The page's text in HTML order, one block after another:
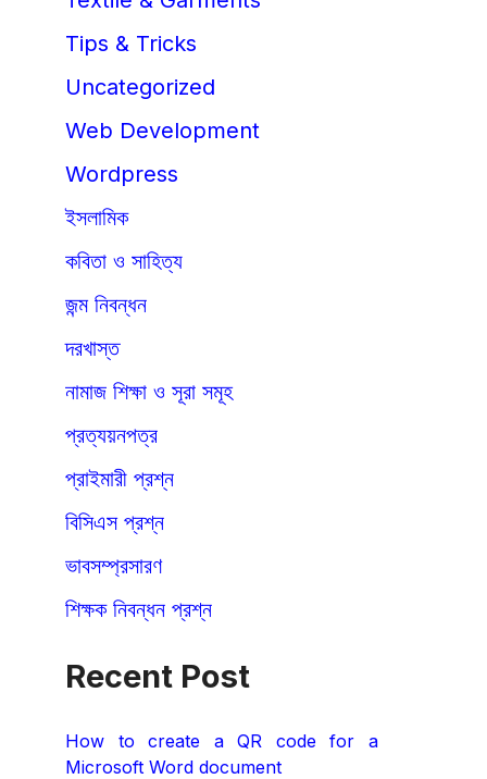
Tips & Tricks
Uncategorized
Web Development
Wordpress
ইসলামিক
কবিতা ও সাহিত্য
জন্ম নিবন্ধন
দরখাস্ত
নামাজ শিক্ষা ও সূরা সমূহ
প্রত্যয়নপত্র
প্রাইমারী প্রশ্ন
বিসিএস প্রশ্ন
ভাবসম্প্রসারণ
শিক্ষক নিবন্ধন প্রশ্ন
Recent Post
How to create a QR code for a
Microsoft Word document